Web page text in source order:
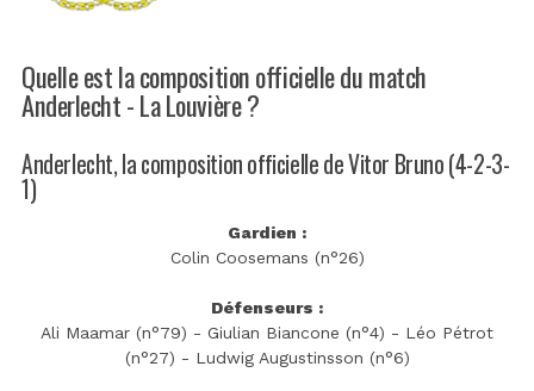
Quelle est la composition officielle du match
Anderlecht - La Louvière ?
Anderlecht, la composition officielle de Vitor Bruno (4-2-3-
1)
Gardien :
Colin Coosemans (n°26)
Défenseurs :
Ali Maamar (n°79) - Giulian Biancone (n°4) - Léo Pétrot
(n°27) - Ludwig Augustinsson (n°6)